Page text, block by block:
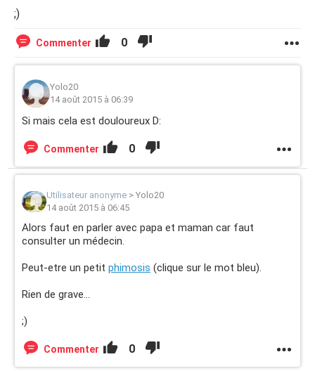
;)
Commenter 0
Yolo20
14 août 2015 à 06:39
Si mais cela est douloureux D:
Commenter 0
Utilisateur anonyme > Yolo20
14 août 2015 à 06:45
Alors faut en parler avec papa et maman car faut
consulter un médecin.
Peut-etre un petit phimosis (clique sur le mot bleu).
Rien de grave...
;)
Commenter 0